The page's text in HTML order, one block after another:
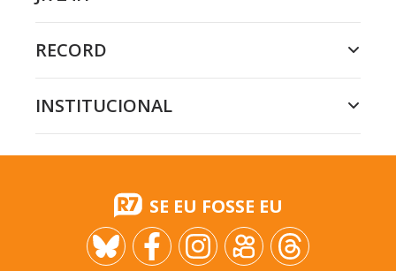
RECORD
INSTITUCIONAL
SE EU FOSSE EU